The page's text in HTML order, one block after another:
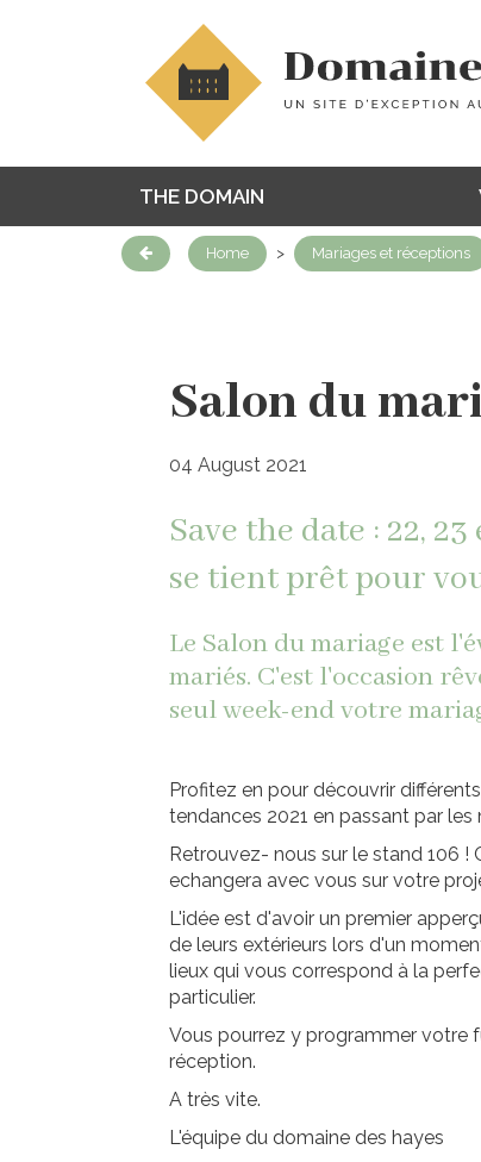
THE DOMAIN
Home > Mariages et réceptions
Salon du
04 August 2021
Save the date : 22,
se tient prêt pour
Le Salon du mariage est
mariés. C'est l'occasion
seul week-end votre
Profitez en pour découvrir
tendances 2021 en passant par les
Retrouvez- nous sur le stand 106 !
echangera avec vous sur votre
L'idée est d'avoir un premier
de leurs extérieurs lors d'un
lieux qui vous correspond à la
particulier.
Vous pourrez y programmer votre
réception.
A très vite.
L'équipe du domaine des hayes